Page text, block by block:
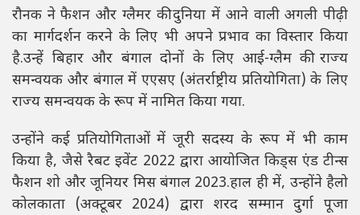
रौनक ने फैशन और ग्लैमर की दुनिया में आने वाली अगली पीढ़ी
का मार्गदर्शन करने के लिए भी अपने प्रभाव का विस्तार किया
है.उन्हें बिहार और बंगाल दोनों के लिए आई-ग्लैम की राज्य
समन्वयक और बंगाल में एएसए (अंतर्राष्ट्रीय प्रतियोगिता) के लिए
राज्य समन्वयक के रूप में नामित किया गया.
उन्होंने कई प्रतियोगिताओं में जूरी सदस्य के रूप में भी काम
किया है, जैसे रैबट इवेंट 2022 द्वारा आयोजित किड्स एंड टीन्स
फैशन शो और जूनियर मिस बंगाल 2023.हाल ही में, उन्होंने हैलो
कोलकाता (अक्टूबर 2024) द्वारा शरद सम्मान दुर्गा पूजा